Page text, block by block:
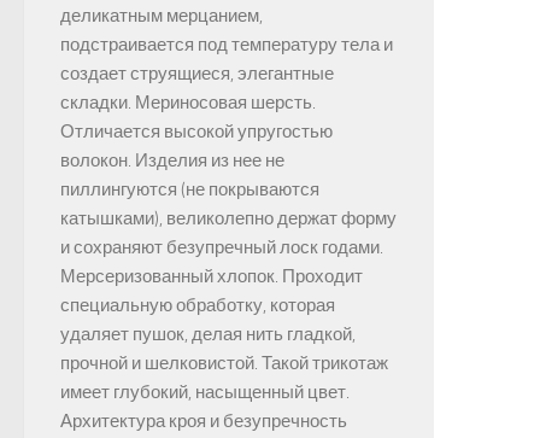
деликатным мерцанием,
подстраивается под температуру тела и
создает струящиеся, элегантные
складки. Мериносовая шерсть.
Отличается высокой упругостью
волокон. Изделия из нее не
пиллингуются (не покрываются
катышками), великолепно держат форму
и сохраняют безупречный лоск годами.
Мерсеризованный хлопок. Проходит
специальную обработку, которая
удаляет пушок, делая нить гладкой,
прочной и шелковистой. Такой трикотаж
имеет глубокий, насыщенный цвет.
Архитектура кроя и безупречность